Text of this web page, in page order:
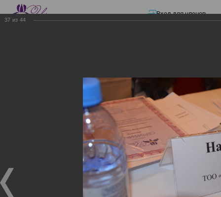
Вход для членов
Презентации
ЭЛЕКТРОННЫЕ СЧЕТА-ФАКТУРЫ.
ЭЛЕКТРОННЫЕ СЧЕТА-
ФАКТУРЫ. ВИРТУАЛЬНЫЙ
ЭЛЕКТРОННЫЕ СЧЕТА-ФАКТУРЫ. ВИРТУАЛЬНЫЙ
СКЛАД.
37 из 44